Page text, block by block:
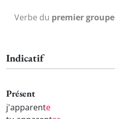
Verbe du premier groupe
Indicatif
Présent
j'apparente